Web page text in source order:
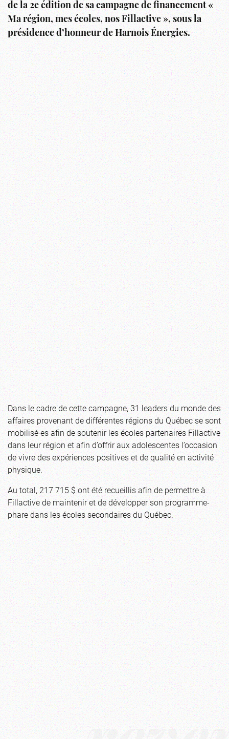
de la 2e édition de sa campagne de financement «
Ma région, mes écoles, nos Fillactive », sous la
présidence d’honneur de Harnois Énergies.
Dans le cadre de cette campagne, 31 leaders du monde des
affaires provenant de différentes régions du Québec se sont
mobilisé·es afin de soutenir les écoles partenaires Fillactive
dans leur région et afin d’offrir aux adolescentes l’occasion
de vivre des expériences positives et de qualité en activité
physique.
Au total, 217 715 $ ont été recueillis afin de permettre à
Fillactive de maintenir et de développer son programme-
phare dans les écoles secondaires du Québec.